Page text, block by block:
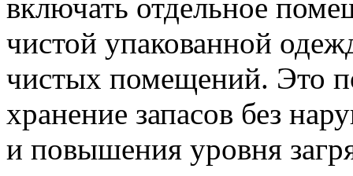
включать отдельное
чистой упакованной
чистых помещений. Это
хранение запасов без
и повышения уровня